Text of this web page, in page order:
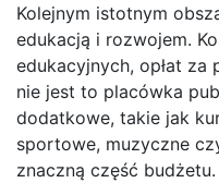
Kolejnym istotnym
edukacją i rozwojem.
edukacyjnych, opłat za
nie jest to placówka
dodatkowe, takie jak
sportowe, muzyczne
znaczną część